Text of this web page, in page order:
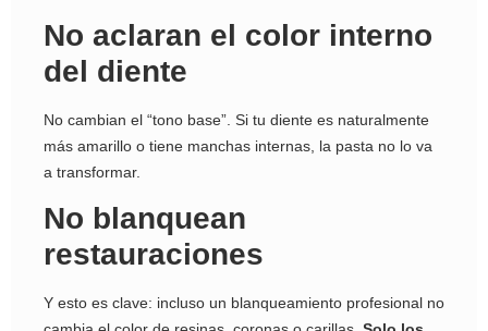
No aclaran el color interno
del diente
No cambian el “tono base”. Si tu diente es naturalmente
más amarillo o tiene manchas internas, la pasta no lo va
a transformar.
No blanquean
restauraciones
Y esto es clave: incluso un blanqueamiento profesional no